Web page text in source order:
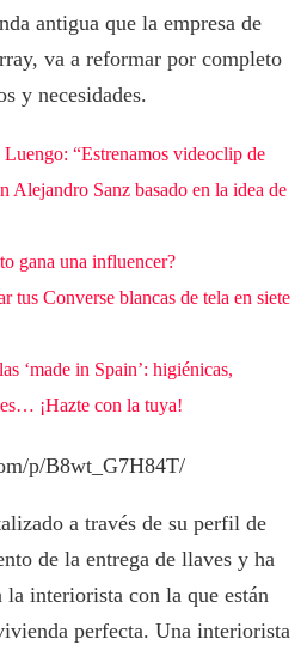
antigua que la empresa de
va a reformar por completo
y necesidades.
“Estrenamos videoclip de
Alejandro Sanz basado en la idea de
gana una influencer?
tus Converse blancas de tela en siete
‘made in Spain’: higiénicas,
¡Hazte con la tuya!
p/B8wt_G7H84T/
a través de su perfil de
de la entrega de llaves y ha
interiorista con la que están
perfecta. Una interiorista